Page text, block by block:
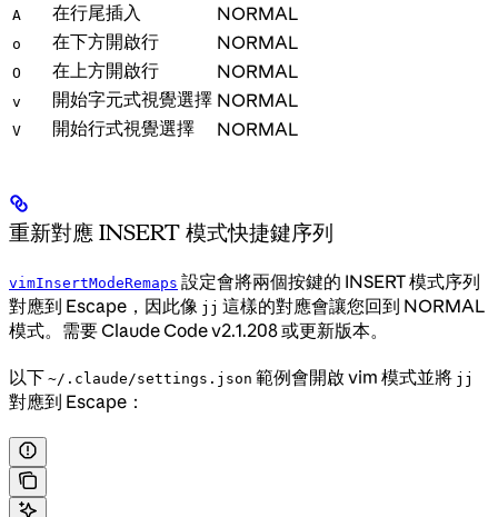
A 在行尾插入 NORMAL
o 在下方開啟行 NORMAL
O 在上方開啟行 NORMAL
v 開始字元式視覺選擇 NORMAL
V 開始行式視覺選擇 NORMAL
重新對應 INSERT 模式快捷鍵序列
vimInsertModeRemaps 設定會將兩個按鍵的 INSERT 模式序列
對應到 Escape，因此像 jj 這樣的對應會讓您回到 NORMAL
模式。需要 Claude Code v2.1.208 或更新版本。
以下 ~/.claude/settings.json 範例會開啟 vim 模式並將 jj
對應到 Escape：